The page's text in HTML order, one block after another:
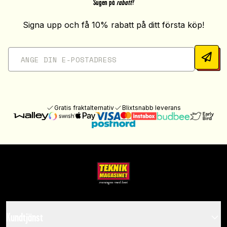
Sugen på rabatt?
Signa upp och få 10% rabatt på ditt första köp!
Gratis fraktalternativ Blixtsnabb leverans